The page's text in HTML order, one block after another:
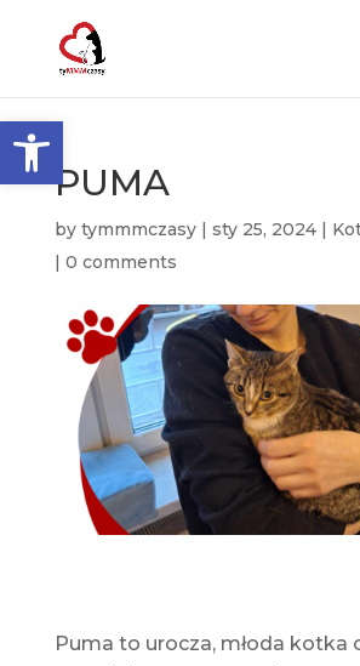
Otwórz pasek narzędzi
PUMA
by tymmmczasy| sty 25, 2024|
| 0 comments
Puma to urocza, młoda kotka